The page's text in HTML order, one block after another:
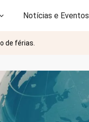
Notícias e Eventos
de férias.